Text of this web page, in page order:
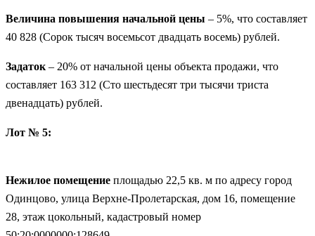
Величина повышения начальной цены – 5%, что составляет
40 828 (Сорок тысяч восемьсот двадцать восемь) рублей.
Задаток – 20% от начальной цены объекта продажи, что
составляет 163 312 (Сто шестьдесят три тысячи триста
двенадцать) рублей.
Лот № 5:
Нежилое помещение площадью 22,5 кв. м по адресу город
Одинцово, улица Верхне-Пролетарская, дом 16, помещение
28, этаж цокольный, кадастровый номер